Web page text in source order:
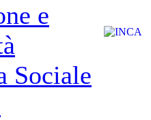
e
Sociale